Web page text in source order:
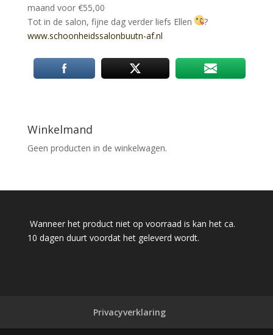
maand voor €55,00
Tot in de salon, fijne dag verder liefs Ellen
?
www.schoonheidssalonbuutn-af.nl
Winkelmand
Geen producten in de winkelwagen.
Wanneer het product niet op voorraad is kan het ca.
10 dagen duurt voordat het geleverd wordt.
Privacyverklaring